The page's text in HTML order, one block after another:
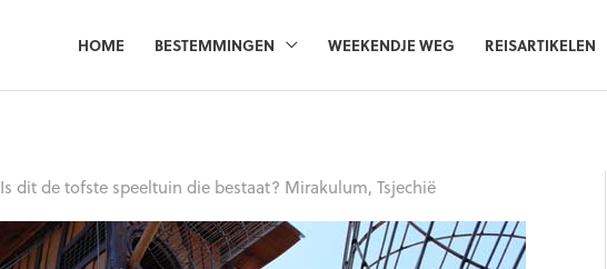
HOME BESTEMMINGEN WEEKENDJE WEG REISARTIKELEN
Is dit de tofste speeltuin die bestaat? Mirakulum, Tsjechië